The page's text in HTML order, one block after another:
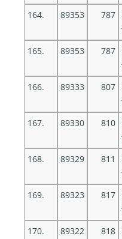
164.
89353 787
165.
89353 787
166.
89333 807
167.
89330 810
168. 89329 811
169.
89323 817
170. 89322 818